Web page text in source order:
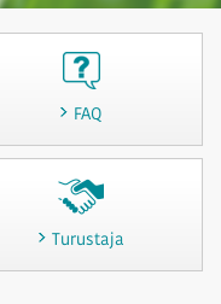
FAQ
Turustaja